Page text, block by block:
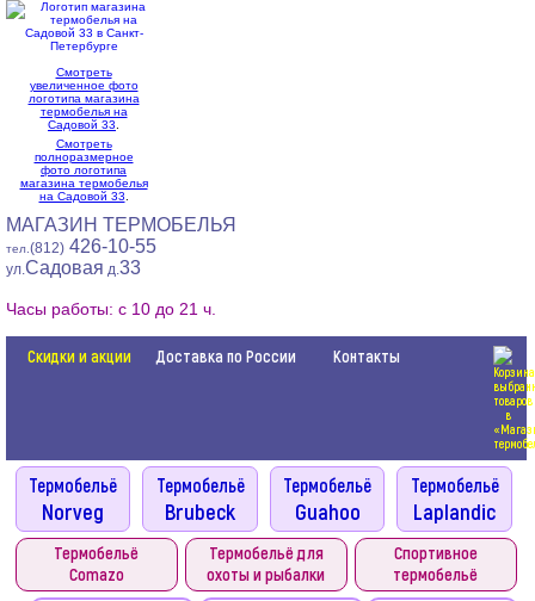
Смотреть
увеличенное фото
логотипа магазина
термобелья на
Садовой 33
Смотреть
полноразмерное
фото логотипа
магазина термобелья
на Садовой 33
МАГАЗИН ТЕРМОБЕЛЬЯ
тел. (812) 426-10-55
ул.Садовая д.33
Часы работы: с 10 до 21 ч.
Скидки и акции Доставка по России Контакты
Термобельё
Comazo
Термобельё для
охоты и рыбалки
Спортивное
термобельё
Термобельё
Norveg
Термобельё
Brubeck
Термобельё
Guahoo
Термобельё
Laplandic